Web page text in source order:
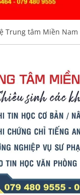
Trung tâm Miền Nam